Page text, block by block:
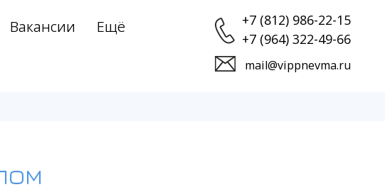
Вакансии Ещё
+7 (812) 986-22-15
+7 (964) 322-49-66
mail@vippnevma.ru